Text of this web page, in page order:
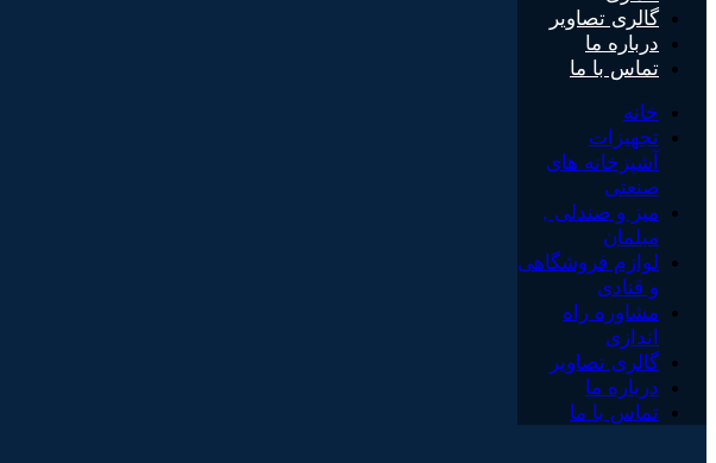
گالری تصاویر
درباره ما
تماس با ما
خانه
تجهیزات
آشپزخانه های
صنعتی
میز و صندلی ,
مبلمان
لوازم فروشگاهی
و قنادی
مشاوره راه
اندازی
گالری تصاویر
درباره ما
تماس با ما